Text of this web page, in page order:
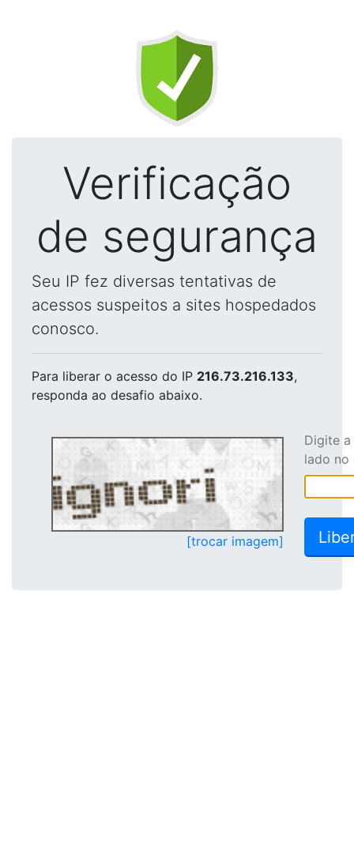
Verificação
de segurança
Seu IP fez diversas tentativas de
acessos suspeitos a sites hospedados
conosco.
Para liberar o acesso do IP 216.73.216.133,
responda ao desafio abaixo.
[trocar imagem]
Digite
lado no